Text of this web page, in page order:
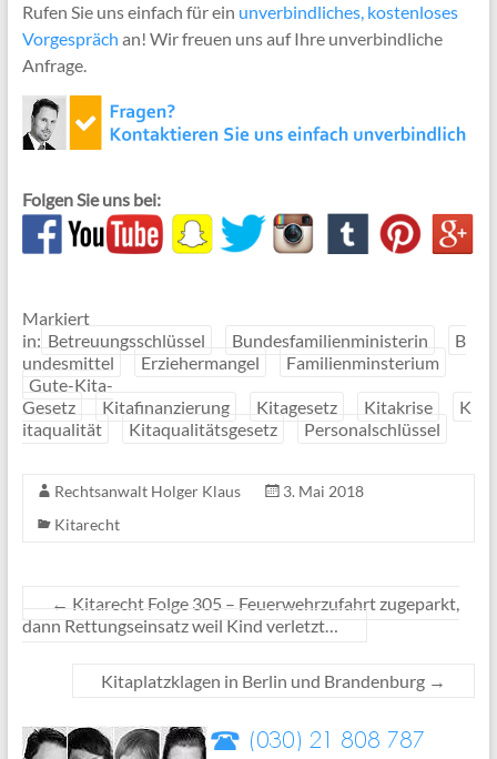
Rufen Sie uns einfach für ein unverbindliches, kostenloses
Vorgespräch an! Wir freuen uns auf Ihre unverbindliche
Anfrage.
Folgen Sie uns bei:
Markiert
in: Betreuungsschlüssel Bundesfamilienministerin
B
undesmittel
Erziehermangel
Familienminsterium
Gute-Kita-
Gesetz
Kitafinanzierung Kitagesetz Kitakrise
K
itaqualität
Kitaqualitätsgesetz Personalschlüssel
Rechtsanwalt Holger Klaus
3. Mai 2018
Kitarecht
← Kitarecht Folge 305 – Feuerwehrzufahrt zugeparkt,
dann Rettungseinsatz weil Kind verletzt…
Kitaplatzklagen in Berlin und Brandenburg →